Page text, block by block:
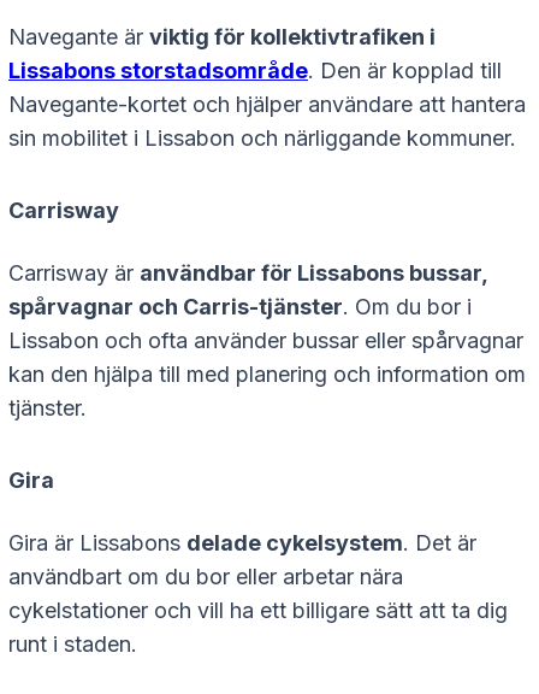
Navegante är viktig för kollektivtrafiken i
Lissabons storstadsområde. Den är kopplad till
Navegante-kortet och hjälper användare att hantera
sin mobilitet i Lissabon och närliggande kommuner.
Carrisway
Carrisway är användbar för Lissabons bussar,
spårvagnar och Carris-tjänster. Om du bor i
Lissabon och ofta använder bussar eller spårvagnar
kan den hjälpa till med planering och information om
tjänster.
Gira
Gira är Lissabons delade cykelsystem. Det är
användbart om du bor eller arbetar nära
cykelstationer och vill ha ett billigare sätt att ta dig
runt i staden.